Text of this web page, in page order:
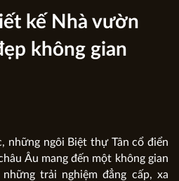
kế Nhà vườn
không gian
những ngôi Biệt thự Tân cổ điển
Âu mang đến một không gian
trải nghiệm đẳng cấp, xa